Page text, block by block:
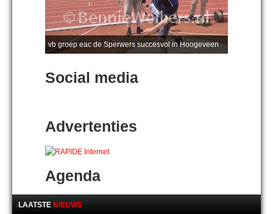
vb groep eac de Sperwers succesvol in Hoogeveen
Social media
Advertenties
Agenda
LAATSTE NIEUWS